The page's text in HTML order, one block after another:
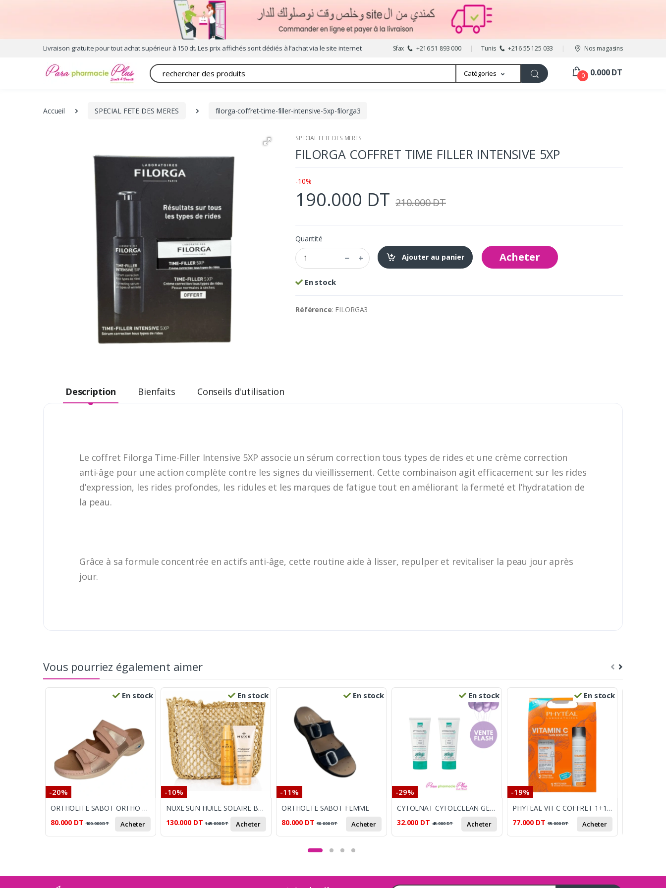
Livraison gratuite pour tout achat supérieur à 150 dt. Les prix affichés sont dédiés à l’achat via le site internet Sfax +216 51 893 000 Tunis +216 55 125 033 Nos magasins
Recherche Catégories 0 0.000 DT
Accueil SPECIAL FETE DES MERES filorga-coffret-time-filler-intensive-5xp-filorga3
SPECIAL FETE DES MERES
FILORGA COFFRET TIME FILLER INTENSIVE 5XP
-10%
190.000 DT 210.000 DT
Quantité
Ajouter au panier
Acheter
En stock
Référence: FILORGA3
Description Bienfaits Conseils d'utilisation
Le coffret Filorga Time-Filler Intensive 5XP associe un sérum correction tous types de rides et une crème correction
anti-âge pour une action complète contre les signes du vieillissement. Cette combinaison agit efficacement sur les rides
d’expression, les rides profondes, les ridules et les marques de fatigue tout en améliorant la fermeté et l’hydratation de
la peau.
Grâce à sa formule concentrée en actifs anti-âge, cette routine aide à lisser, repulper et revitaliser la peau jour après
jour.
Vous pourriez également aimer
En stock
-20%
ORTHOLITE SABOT ORTHO FEMME ETE ROSE NUDE
80.000 DT 100.000DT Acheter
En stock
-10%
NUXE SUN HUILE SOLAIRE BRONZANTE SPF50 + HUILE DE DOUCHE 200ML ET SAC DE PLAGE OFFERTS
130.000 DT 145.000DT Acheter
En stock
-11%
ORTHOLTE SABOT FEMME
80.000 DT 90.000DT Acheter
En stock
-29%
CYTOLNAT CYTOLCLEAN GEL NETTOYANT PURIFIANT 175 ML LOT DE 2
32.000 DT 45.000DT Acheter
En stock
-19%
PHYTEAL VIT C COFFRET 1+1 SERUM + MOUSSE OFFERTE
77.000 DT 95.000DT Acheter